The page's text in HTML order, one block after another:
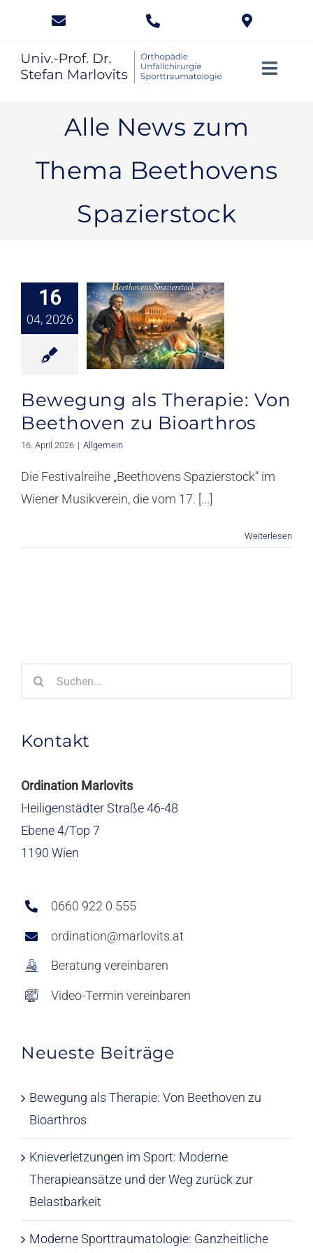
springen
Toggle
Unfall
Wunden
Orthobiologie
Wissen & Forschung
Kontakt
Alle News zum
Thema Beethovens
Spazierstock
16
04, 2026
Bewegung als Therapie: Von
Beethoven zu Bioarthros
16. April 2026 | Allgemein
Die Festivalreihe „Beethovens Spazierstock“ im
Wiener Musikverein, die vom 17. [...]
Weiterlesen
Suche
nach:
Kontakt
Ordination Marlovits
Heiligenstädter Straße 46-48
Ebene 4/Top 7
1190 Wien
0660 922 0 555
ordination@marlovits.at
Beratung vereinbaren
Video-Termin vereinbaren
Neueste Beiträge
Bewegung als Therapie: Von Beethoven zu
Bioarthros
Knieverletzungen im Sport: Moderne
Therapieansätze und der Weg zurück zur
Belastbarkeit
Moderne Sporttraumatologie: Ganzheitliche